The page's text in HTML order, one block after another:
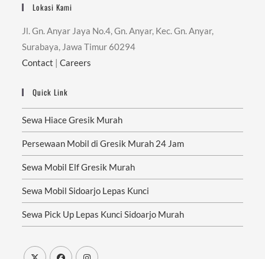
Lokasi Kami
Jl. Gn. Anyar Jaya No.4, Gn. Anyar, Kec. Gn. Anyar,
Surabaya, Jawa Timur 60294
Contact |Careers
Quick Link
Sewa Hiace Gresik Murah
Persewaan Mobil di Gresik Murah 24 Jam
Sewa Mobil Elf Gresik Murah
Sewa Mobil Sidoarjo Lepas Kunci
Sewa Pick Up Lepas Kunci Sidoarjo Murah